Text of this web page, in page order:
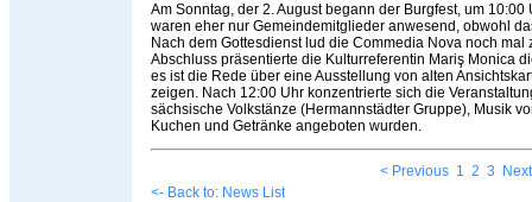
Am Sonntag, der 2. August begann der Burgfest, um 10:00
waren eher nur Gemeindemitglieder anwesend, obwohl
Nach dem Gottesdienst lud die Commedia Nova noch
Abschluss präsentierte die Kulturreferentin Mariş Monica
es ist die Rede über eine Ausstellung von alten
zeigen. Nach 12:00 Uhr konzentrierte sich die
sächsische Volkstänze (Hermannstädter Gruppe), Musik
Kuchen und Getränke angeboten wurden.
< Previous 1 2 3
<- Back to: News List